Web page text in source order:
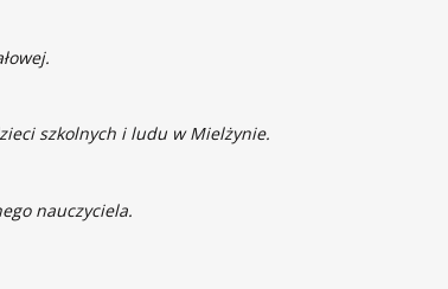
szkolnych i ludu w Mielżynie.
nauczyciela.